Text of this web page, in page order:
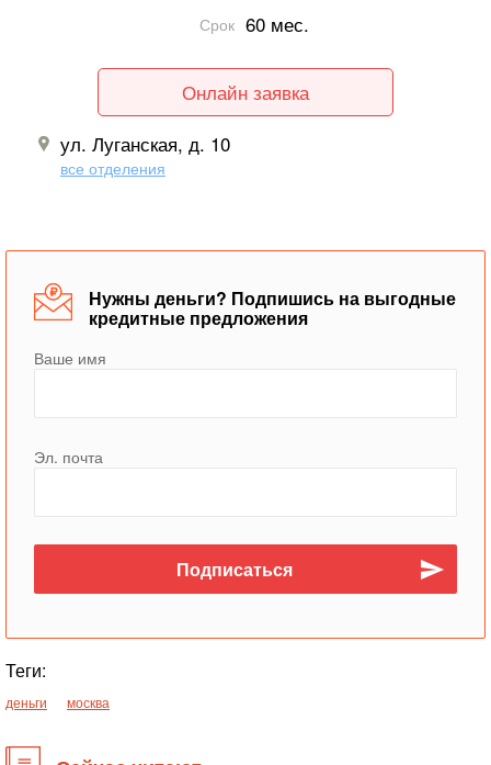
Срок 60 мес.
Онлайн заявка
ул. Луганская, д. 10
все отделения
Нужны деньги? Подпишись на выгодные
кредитные предложения
Ваше имя
Эл. почта
Теги:
деньги москва